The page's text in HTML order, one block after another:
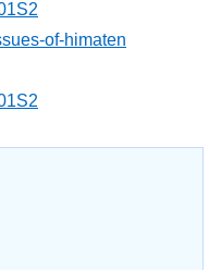
of-himaten